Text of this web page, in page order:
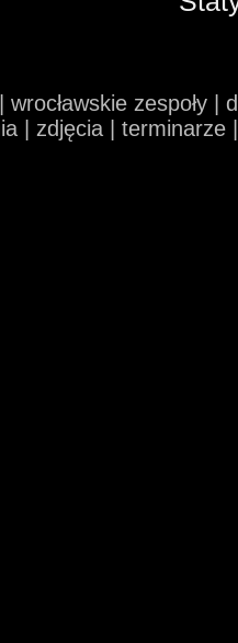
wrocławskie zespoły
| zdjęcia |